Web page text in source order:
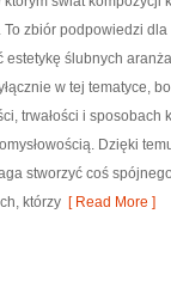
zbiór podpowiedzi
ślubnych
w tej tematyce,
trwałości i
Dzięki
stworzyć coś
którzy [ Read More ]